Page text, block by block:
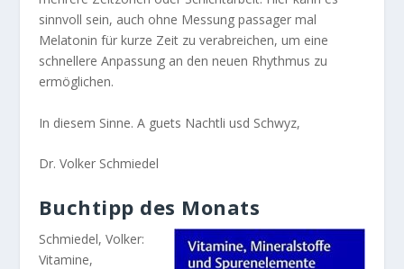
sinnvoll sein, auch ohne Messung passager mal
Melatonin für kurze Zeit zu verabreichen, um eine
schnellere Anpassung an den neuen Rhythmus zu
ermöglichen.
In diesem Sinne. A guets Nachtli usd Schwyz,
Dr. Volker Schmiedel
Buchtipp des Monats
Schmiedel, Volker:
Vitamine,